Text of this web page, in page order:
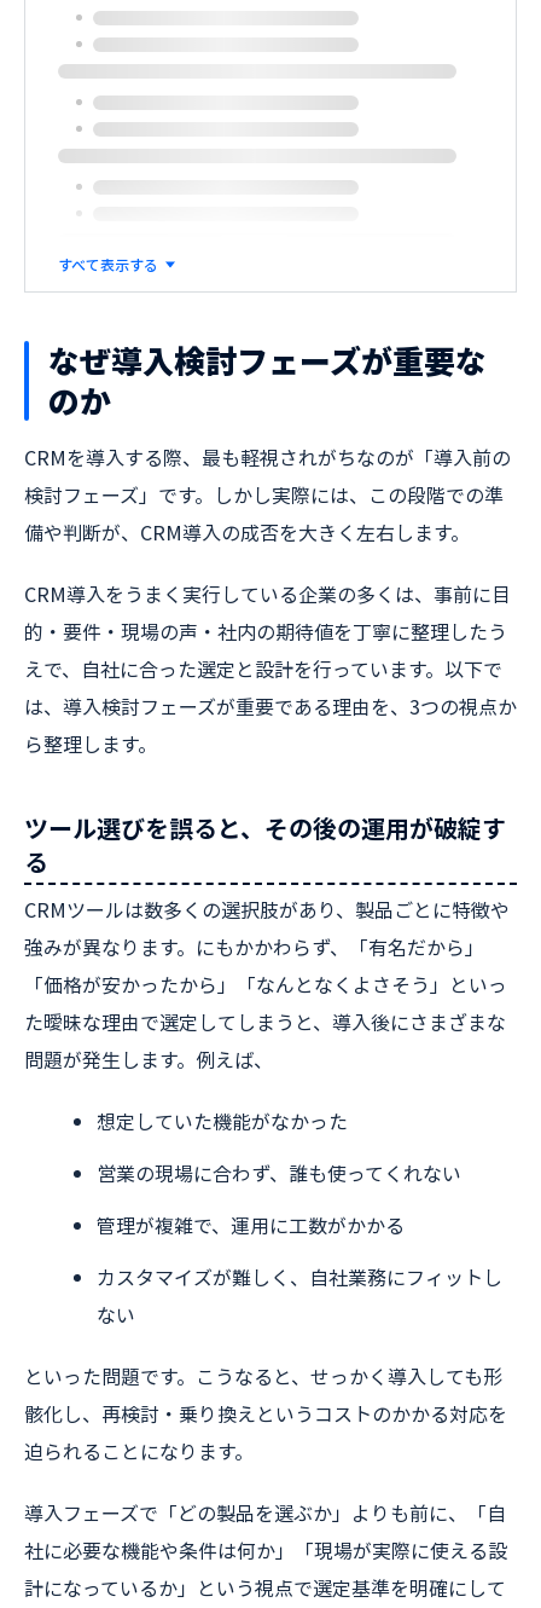
すべて表示する
なぜ導入検討フェーズが重要な
のか
CRMを導入する際、最も軽視されがちなのが「導入前の
検討フェーズ」です。しかし実際には、この段階での準
備や判断が、CRM導入の成否を大きく左右します。
CRM導入をうまく実行している企業の多くは、事前に目
的・要件・現場の声・社内の期待値を丁寧に整理したう
えで、自社に合った選定と設計を行っています。以下で
は、導入検討フェーズが重要である理由を、3つの視点か
ら整理します。
ツール選びを誤ると、その後の運用が破綻す
る
CRMツールは数多くの選択肢があり、製品ごとに特徴や
強みが異なります。にもかかわらず、「有名だから」
「価格が安かったから」「なんとなくよさそう」といっ
た曖昧な理由で選定してしまうと、導入後にさまざまな
問題が発生します。例えば、
想定していた機能がなかった
営業の現場に合わず、誰も使ってくれない
管理が複雑で、運用に工数がかかる
カスタマイズが難しく、自社業務にフィットし
ない
といった問題です。こうなると、せっかく導入しても形
骸化し、再検討・乗り換えというコストのかかる対応を
迫られることになります。
導入フェーズで「どの製品を選ぶか」よりも前に、「自
社に必要な機能や条件は何か」「現場が実際に使える設
計になっているか」という視点で選定基準を明確にして